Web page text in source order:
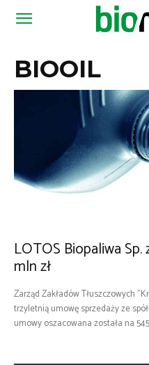
Magazyn
BIOOIL
LOTOS Biopaliwa
mln zł
Zarząd Zakładów Tłuszczowych
trzyletnią umowę sprzedaży ze
umowy oszacowana została na